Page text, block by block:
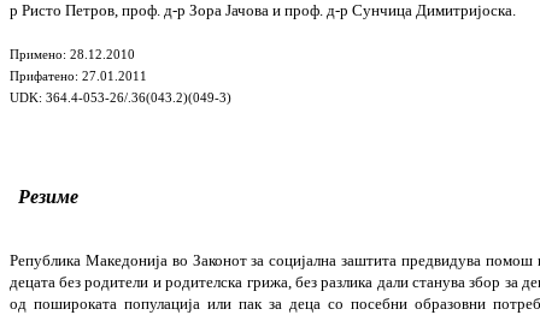
р Ристо Петров, проф. д-р Зора Јачова и проф. д-р Сунчица Димитријоска.
Примено: 28.12.2010
Прифатено: 27.01.2011
UDK: 364.4-053-26/.36(043.2)(049-3)
Резиме
Република Македонија во Законот за социјална заштита предвидува помош
децата без родители и родителска грижа, без разлика дали станува збор за
од пошироката популација или пак за деца со посебни образовни